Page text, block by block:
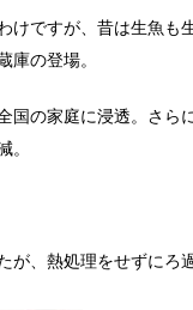
けですが、昔は生魚も
庫の登場。
の家庭に浸透。さら
。
が、熱処理をせずにろ